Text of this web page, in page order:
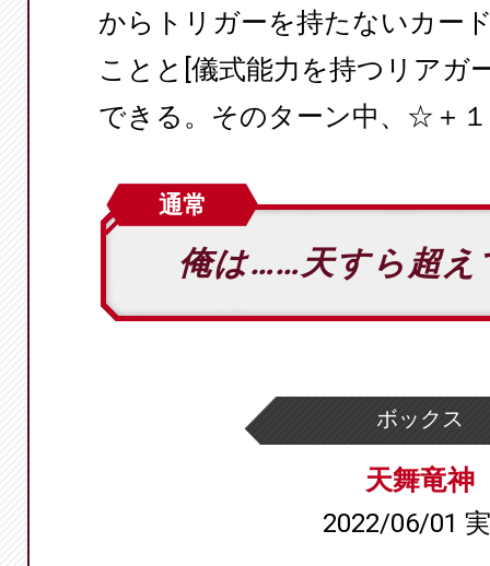
からトリガーを持たないカー
ことと[儀式能力を持つリアガ
できる。そのターン中、☆＋
通常
俺は……天すら超
ボックス
天舞竜神
2022/06/01